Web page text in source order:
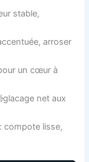
stable,
arroser
un cœur à
net aux
compote lisse,